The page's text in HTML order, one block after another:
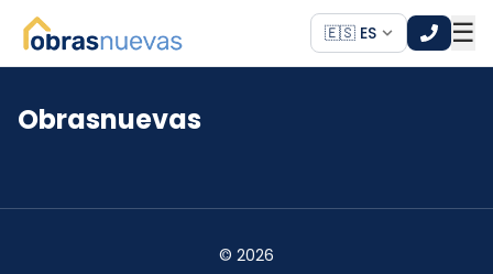
🇪🇸 ES ☰
*
Obrasnuevas
© 2026